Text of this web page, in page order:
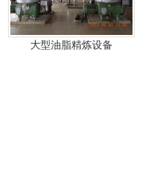
大型油脂精炼设备